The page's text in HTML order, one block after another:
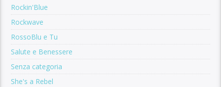
Rockin'Blue
Rockwave
RossoBlu e Tu
Salute e Benessere
Senza categoria
She's a Rebel